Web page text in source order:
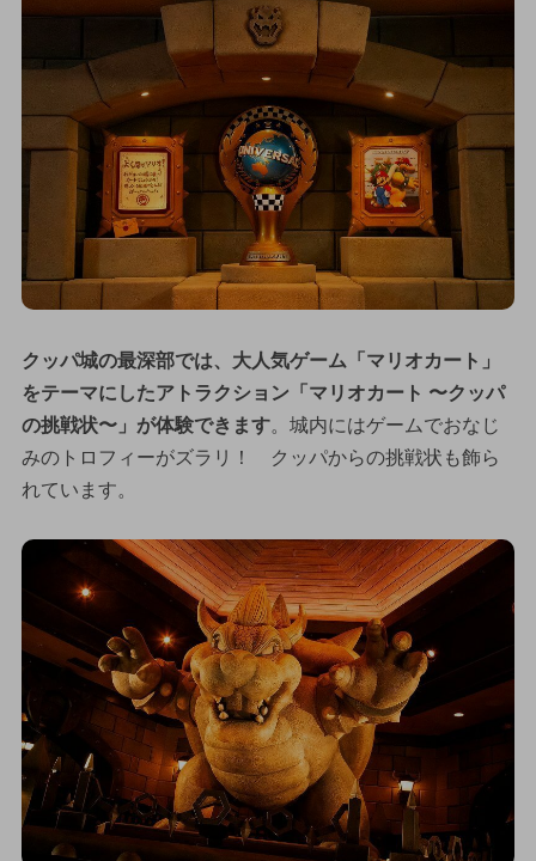
クッパ城の最深部では、大人気ゲーム「マリオカート」
をテーマにしたアトラクション「マリオカート 〜クッパ
の挑戦状〜」が体験できます。城内にはゲームでおなじ
みのトロフィーがズラリ！ クッパからの挑戦状も飾ら
れています。